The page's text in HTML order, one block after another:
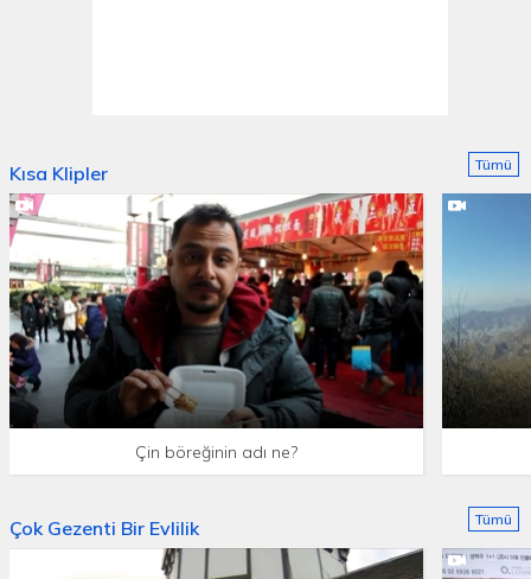
Kısa Klipler
Çin böreğinin adı ne?
Tümü
Çok Gezenti Bir Evlilik Tümü